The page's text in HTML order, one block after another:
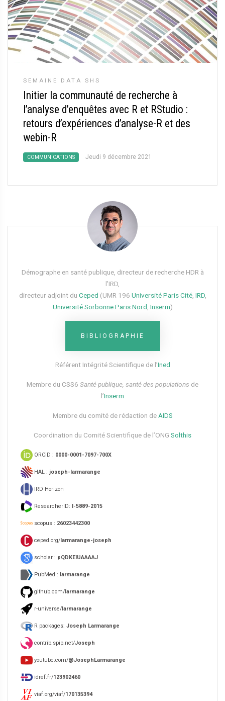
SEMAINE DATA SHS
Initier la communauté de recherche à
l’analyse d’enquêtes avec R et RStudio :
retours d’expériences d’analyse-R et des
webin-R
COMMUNICATIONS Jeudi 9 décembre 2021
Démographe en santé publique, directeur de recherche HDR à
l’IRD,
directeur adjoint du Ceped (UMR 196 Université Paris Cité, IRD,
Université Sorbonne Paris Nord Inserm)
BIBLIOGRAPHIE
Référent Intégrité Scientifique de l’Ined
Membre du CSS6​ Santé publique, santé des populations de
l’Inserm
Membre du comité de rédaction de AIDS
Coordination du Comité Scientifique de l’ONG Solthis
ORCiD : 0000-0001-7097-700X
HAL : joseph-larmarange
IRD Horizon
ResearcherID: I-5889-2015
scopus : 26023442300
ceped.org/larmarange-joseph
scholar : pQDKEIUAAAAJ
PubMed : larmarange
github.com/larmarange
r-universe/larmarange
R packages: Joseph Larmarange
contrib.spip.net/Joseph
youtube.com/@JosephLarmarange
idref.fr/123902460
viaf.org/viaf/170135394